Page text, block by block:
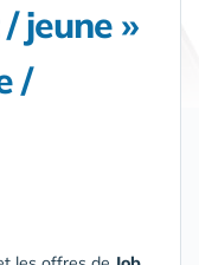
jeune »
/